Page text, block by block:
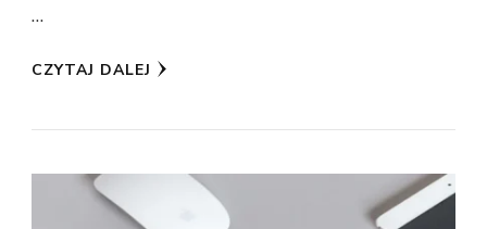
…
CZYTAJ DALEJ